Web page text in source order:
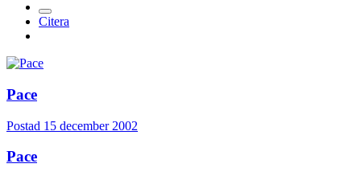
Citera
Pace
Postad 15 december 2002
Pace